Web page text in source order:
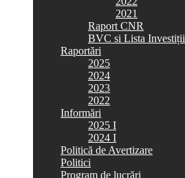
2021
Raport CNR
BVC si Lista Investiții
Raportări
2025
2024
2023
2022
Informări
2025 I
2024 I
Politică de Avertizare
Politici
Program de lucrări